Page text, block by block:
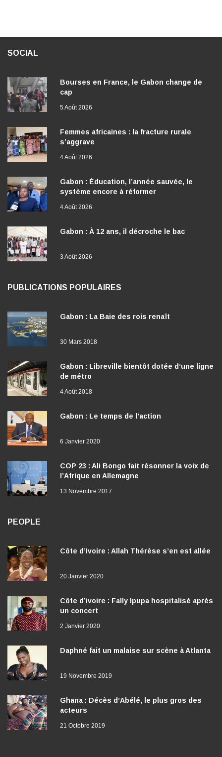
SOCIAL
Bourses en France, le Gabon change de
cap
5 Août 2026
Femmes africaines : la fracture rurale
s’aggrave
4 Août 2026
Gabon : Éducation, l’année sauvée, le
système encore à réformer
4 Août 2026
Gabon : À 12 ans, il décroche le bac
3 Août 2026
PUBLICATIONS POPULAIRES
Gabon : La Baie des rois renaît
30 Mars 2018
Gabon : Libreville bientôt dotée d’une ligne
de métro
4 Août 2018
Gabon : Le temps de l’action
6 Janvier 2020
COP 23 : Ali Bongo fait résonner la voix de
l’Afrique en Allemagne
13 Novembre 2017
PEOPLE
Côte d’Ivoire : Allah Thérèse s’en est allée
20 Janvier 2020
Côte d’ivoire : Fally Ipupa hospitalisé après
un concert
2 Janvier 2020
Daphné fait un malaise sur scène à Atlanta
19 Novembre 2019
Ghana : Décès d’Abélé, le plus gros des
acteurs
21 Octobre 2019